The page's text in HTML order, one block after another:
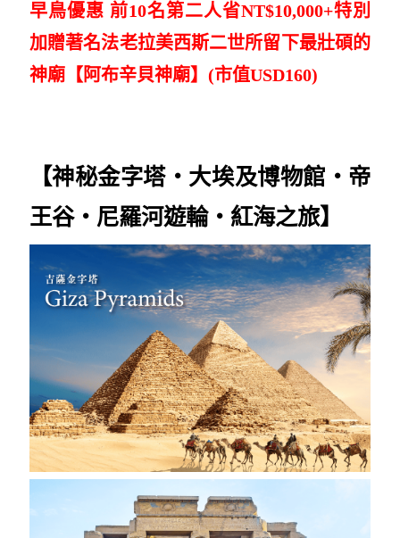
早鳥優惠 前10名第二人省NT$10,000+特別
加贈著名法老拉美西斯二世所留下最壯碩的
神廟【阿布辛貝神廟】(市值USD160)
【神秘金字塔‧大埃及博物館 ‧帝
王谷‧尼羅河遊輪‧紅海之旅】